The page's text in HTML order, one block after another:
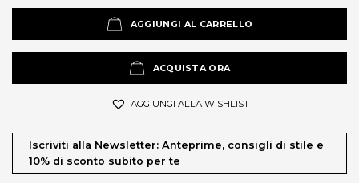
AGGIUNGI AL CARRELLO
ACQUISTA ORA
AGGIUNGI ALLA WISHLIST
Iscriviti alla Newsletter: Anteprime, consigli di stile e
10% di sconto subito per te